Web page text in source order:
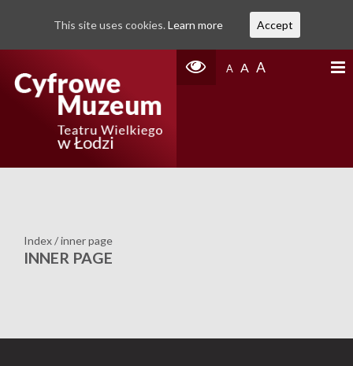
A A A
Index/inner page
INNER PAGE
This site uses cookies. Learn more Accept